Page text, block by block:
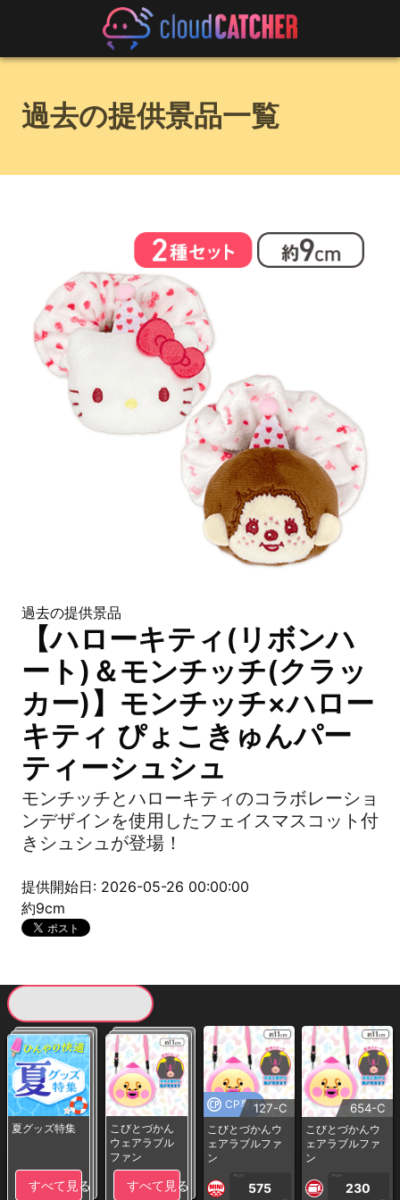
過去の提供景品一覧
過去の提供景品
【ハローキティ(リボンハ
ート)＆モンチッチ(クラッ
カー)】モンチッチ×ハロー
キティ ぴょこきゅんパー
ティーシュシュ
モンチッチとハローキティのコラボレーショ
ンデザインを使用したフェイスマスコット付
きシュシュが登場！
提供開始日: 2026-05-26 00:00:00
約9cm
夏グッズ特集
すべて見る
こびとづかん
ウェアラブル
ファン
すべて見る
CP専用127-C
こびとづかんウ
ェアラブルファ
ン
1PLAY
575
654-C
こびとづかんウ
ェアラブルファ
ン
1PLAY
230